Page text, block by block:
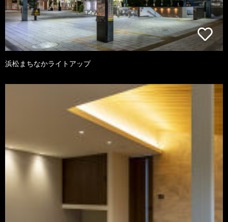
浜松まちなかライトアップ